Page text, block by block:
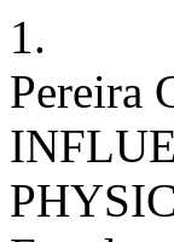
1.
Pereira